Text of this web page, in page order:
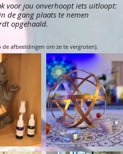
voor jou onverhoopt iets uitloopt:
de gang plaats te nemen
opgehaald.
afbeeldingen om ze te vergroten).